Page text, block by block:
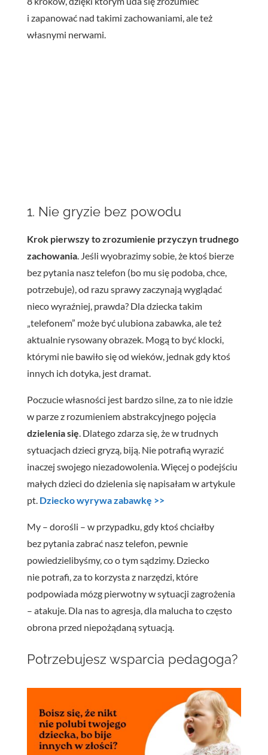
i zapanować nad takimi zachowaniami, ale też
własnymi nerwami.
1. Nie gryzie bez powodu
Krok pierwszy to zrozumienie przyczyn trudnego
zachowania. Jeśli wyobrazimy sobie, że ktoś bierze
bez pytania nasz telefon (bo mu się podoba, chce,
potrzebuje), od razu sprawy zaczynają wyglądać
nieco wyraźniej, prawda? Dla dziecka takim
„telefonem” może być ulubiona zabawka, ale też
aktualnie rysowany obrazek. Mogą to być klocki,
którymi nie bawiło się od wieków, jednak gdy ktoś
innych ich dotyka, jest dramat.
Poczucie własności jest bardzo silne, za to nie idzie
w parze z rozumieniem abstrakcyjnego pojęcia
dzielenia się . Dlatego zdarza się, że w trudnych
sytuacjach dzieci gryzą, biją. Nie potrafią wyrazić
inaczej swojego niezadowolenia. Więcej o podejściu
małych dzieci do dzielenia się napisałam w artykule
pt. Dziecko wyrywa zabawkę >>
My – dorośli – w przypadku, gdy ktoś chciałby
bez pytania zabrać nasz telefon, pewnie
powiedzielibyśmy, co o tym sądzimy. Dziecko
nie potrafi, za to korzysta z narzędzi, które
podpowiada mózg pierwotny w sytuacji zagrożenia
– atakuje. Dla nas to agresja, dla malucha to często
obrona przed niepożądaną sytuacją.
Potrzebujesz wsparcia pedagoga?